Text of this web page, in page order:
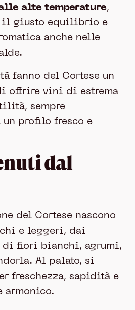
alte temperature,
il giusto equilibrio e
anche nelle
fanno del Cortese un
offrire vini di estrema
sempre
profilo fresco e
dal
del Cortese nascono
e leggeri, dai
fiori bianchi, agrumi,
Al palato, si
freschezza, sapidità e
armonico.